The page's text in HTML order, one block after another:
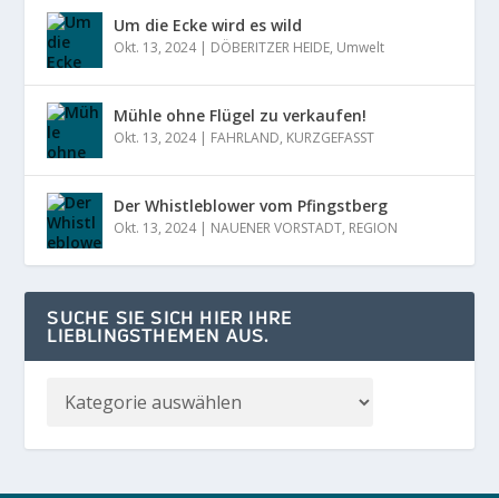
Um die Ecke wird es wild
Okt. 13, 2024| DÖBERITZER HEIDE, Umwelt
Mühle ohne Flügel zu verkaufen!
Okt. 13, 2024| FAHRLAND, KURZGEFASST
Der Whistleblower vom Pfingstberg
Okt. 13, 2024| NAUENER VORSTADT, REGION
SUCHE SIE SICH HIER IHRE
LIEBLINGSTHEMEN AUS.